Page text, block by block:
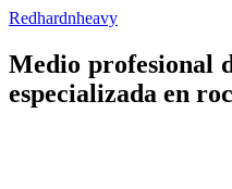
Redhardnheavy
Medio profesional
especializada en